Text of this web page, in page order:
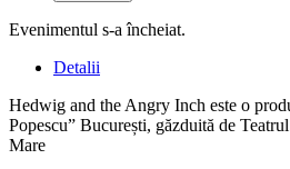
Evenimentul s-a încheiat.
Detalii
Hedwig and the Angry Inch este o
Popescu” București, găzduită de
Mare